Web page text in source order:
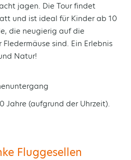
jagen. Die Tour findet
und ist ideal für Kinder ab 10
die neugierig auf die
sind. Ein Erlebnis
Natur!
Jahre (aufgrund der Uhrzeit).
Fluggesellen